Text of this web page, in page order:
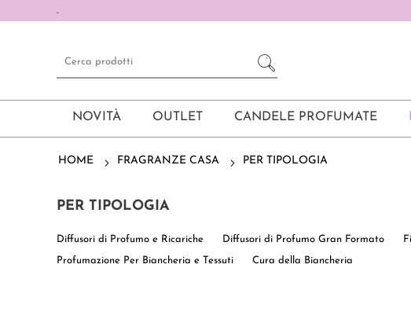
.
NOVITÀ OUTLET CANDELE PROFUMATE
HOME FRAGRANZE CASA PER TIPOLOGIA
PER TIPOLOGIA
Diffusori di Profumo e Ricariche Diffusori di Profumo Gran Formato
Profumazione Per Biancheria e Tessuti Cura della Biancheria